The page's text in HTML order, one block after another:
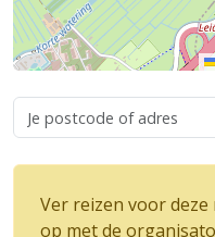
Ver reizen voor
op met de